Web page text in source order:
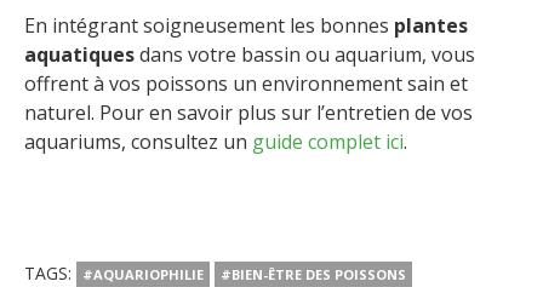
En intégrant soigneusement les bonnes plantes
aquatiquesdans votre bassin ou aquarium, vous
offrent à vos poissons un environnement sain et
naturel. Pour en savoir plus sur l’entretien de vos
aquariums, consultez un guide complet ici.
TAGS: #AQUARIOPHILIE
#BIEN-ÊTRE DES POISSONS